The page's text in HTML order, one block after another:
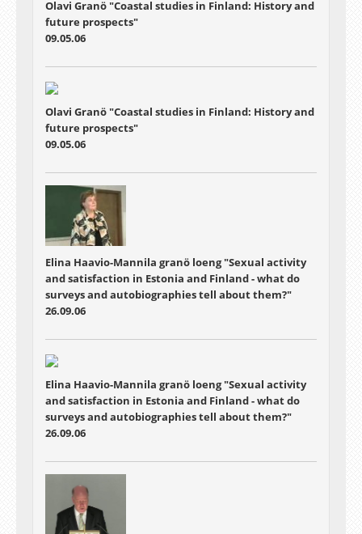
Olavi Granö "Coastal studies in Finland: History and
future prospects"
09.05.06
Olavi Granö "Coastal studies in Finland: History and
future prospects"
09.05.06
Elina Haavio-Mannila granö loeng "Sexual activity
and satisfaction in Estonia and Finland - what do
surveys and autobiographies tell about them?"
26.09.06
Elina Haavio-Mannila granö loeng "Sexual activity
and satisfaction in Estonia and Finland - what do
surveys and autobiographies tell about them?"
26.09.06